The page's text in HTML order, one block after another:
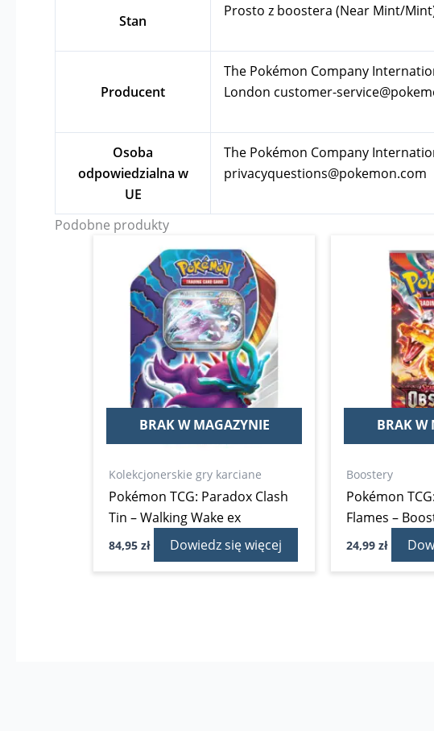
Stan
Prosto z boostera (Near Mint/
Producent
The Pokémon Company
London customer-
Osoba
odpowiedzialna w
UE
The Pokémon Company
privacyquestions@pokemon.com
Podobne produkty
BRAK W MAGAZYNIE
Kolekcjonerskie gry karciane
Pokémon TCG: Paradox Clash
Tin – Walking Wake ex
84,95zł Dowiedz się więcej
BRAK W
Boostery
Pokémon
Flames –
24,99zł